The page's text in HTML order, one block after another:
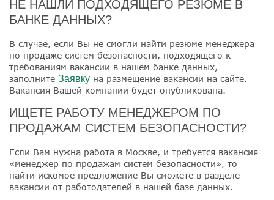
НЕ НАШЛИ ПОДХОДЯЩЕГО РЕЗЮМЕ В
БАНКЕ ДАННЫХ?
В случае, если Вы не смогли найти резюме менеджера
по продаже систем безопасности, подходящего к
требованиям вакансии в нашем банке данных,
заполните Заявку на размещение вакансии на сайте.
Вакансия Вашей компании будет опубликована.
ИЩЕТЕ РАБОТУ МЕНЕДЖЕРОМ ПО
ПРОДАЖАМ СИСТЕМ БЕЗОПАСНОСТИ?
Если Вам нужна работа в Москве, и требуется вакансия
«менеджер по продажам систем безопасности», то
найти искомое предложение Вы сможете в разделе
вакансии от работодателей в нашей базе данных.